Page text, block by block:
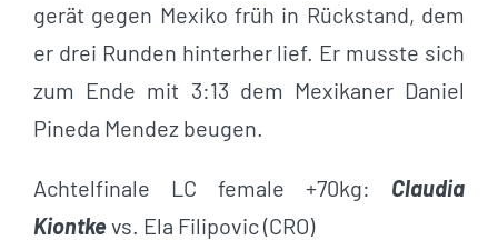
gerät gegen Mexiko früh in Rückstand, dem
er drei Runden hinterher lief. Er musste sich
zum Ende mit 3:13 dem Mexikaner Daniel
Pineda Mendez beugen.
Achtelfinale LC female +70kg: Claudia
Kiontkevs. Ela Filipovic (CRO)